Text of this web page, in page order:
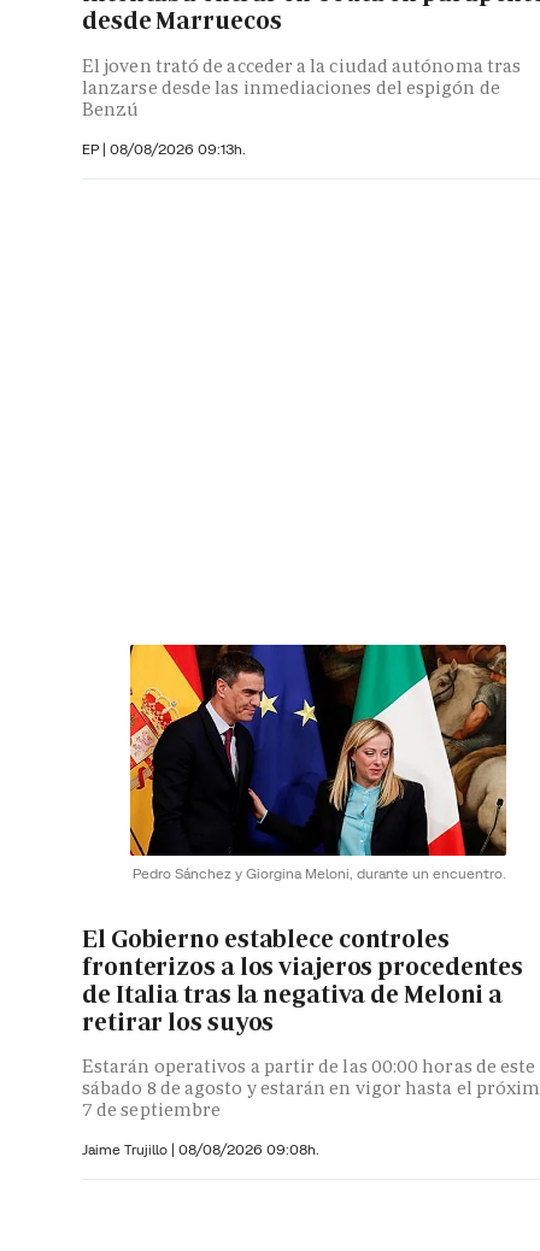
desde Marruecos
El joven trató de acceder a la ciudad autónoma tras
lanzarse desde las inmediaciones del espigón de
Benzú
EP | 08/08/2026 09:13h.
Pedro Sánchez y Giorgina Meloni, durante un encuentro.
El Gobierno establece controles
fronterizos a los viajeros procedentes
de Italia tras la negativa de Meloni a
retirar los suyos
Estarán operativos a partir de las 00:00 horas de este
sábado 8 de agosto y estarán en vigor hasta el
7 de septiembre
Jaime Trujillo | 08/08/2026 09:08h.